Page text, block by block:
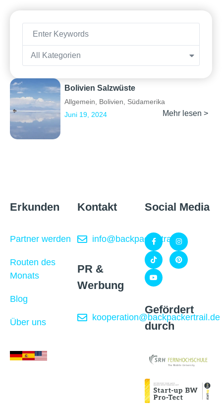
All Kategorien
Bolivien Salzwüste
Allgemein, Bolivien, Südamerika
Juni 19, 2024
Mehr lesen >
Erkunden
Partner werden
Routen des
Monats
Blog
Über uns
Kontakt
info@backpackertrail.de
PR &
Werbung
kooperation@backpackertrail.de
Social Media
Gefördert
durch